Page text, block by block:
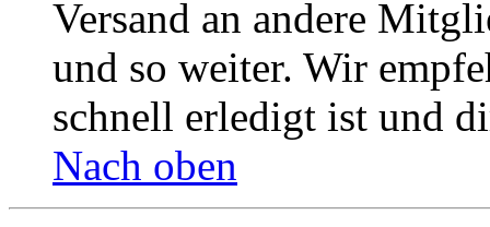
Versand an andere
und so weiter. Wir
schnell erledigt ist und
Nach oben